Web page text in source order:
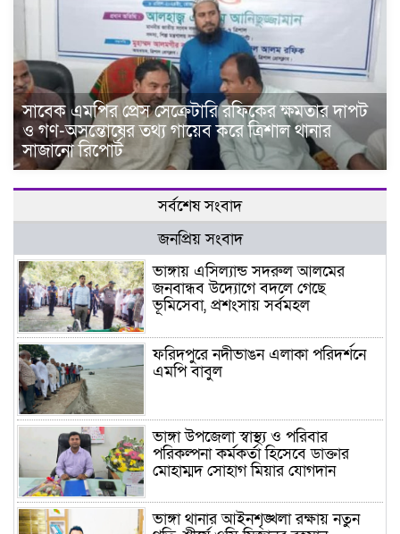
সাবেক এমপির প্রেস সেক্রেটারি রফিকের ক্ষমতার দাপট
ও গণ-অসন্তোষের তথ্য গায়েব করে ত্রিশাল থানার
সাজানো রিপোর্ট
সর্বশেষ সংবাদ
জনপ্রিয় সংবাদ
ভাঙ্গায় এসিল্যান্ড সদরুল আলমের
জনবান্ধব উদ্যোগে বদলে গেছে
ভূমিসেবা, প্রশংসায় সর্বমহল
ফরিদপুরে নদীভাঙন এলাকা পরিদর্শনে
এমপি বাবুল
ভাঙ্গা উপজেলা স্বাস্থ্য ও পরিবার
পরিকল্পনা কর্মকর্তা হিসেবে ডাক্তার
মোহাম্মদ সোহাগ মিয়ার যোগদান
ভাঙ্গা থানার আইনশৃঙ্খলা রক্ষায় নতুন